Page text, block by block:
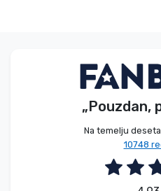
„Pouzdan,
Na temelju
10748